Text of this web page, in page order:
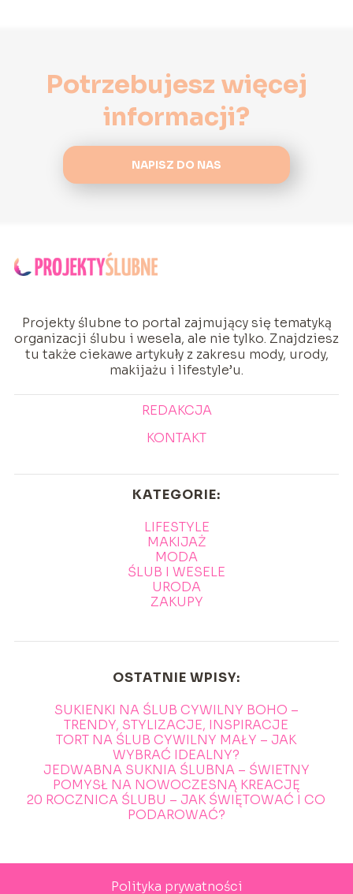
Potrzebujesz więcej
informacji?
NAPISZ DO NAS
Projekty ślubne to portal zajmujący się tematyką
organizacji ślubu i wesela, ale nie tylko. Znajdziesz
tu także ciekawe artykuły z zakresu mody, urody,
makijażu i lifestyle’u.
REDAKCJA
KONTAKT
KATEGORIE:
LIFESTYLE
MAKIJAŻ
MODA
ŚLUB I WESELE
URODA
ZAKUPY
OSTATNIE WPISY:
SUKIENKI NA ŚLUB CYWILNY BOHO –
TRENDY, STYLIZACJE, INSPIRACJE
TORT NA ŚLUB CYWILNY MAŁY – JAK
WYBRAĆ IDEALNY?
JEDWABNA SUKNIA ŚLUBNA – ŚWIETNY
POMYSŁ NA NOWOCZESNĄ KREACJĘ
20 ROCZNICA ŚLUBU – JAK ŚWIĘTOWAĆ I CO
PODAROWAĆ?
Polityka prywatności